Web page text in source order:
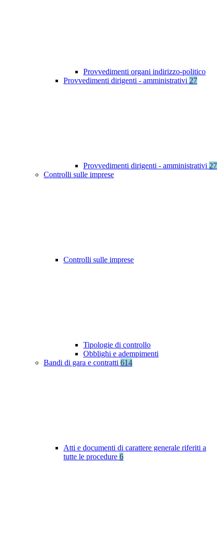
Provvedimenti organi indirizzo-politico
Provvedimenti dirigenti - amministrativi 27
Provvedimenti dirigenti - amministrativi 27
Controlli sulle imprese
Controlli sulle imprese
Tipologie di controllo
Obblighi e adempimenti
Bandi di gara e contratti 614
Atti e documenti di carattere generale riferiti a
tutte le procedure 6